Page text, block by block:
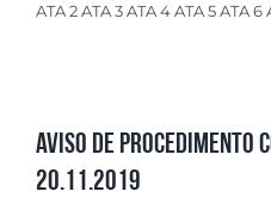
ATA 2 ATA 3 ATA 4 ATA 5 ATA 6
Aviso de Procedimento
20.11.2019